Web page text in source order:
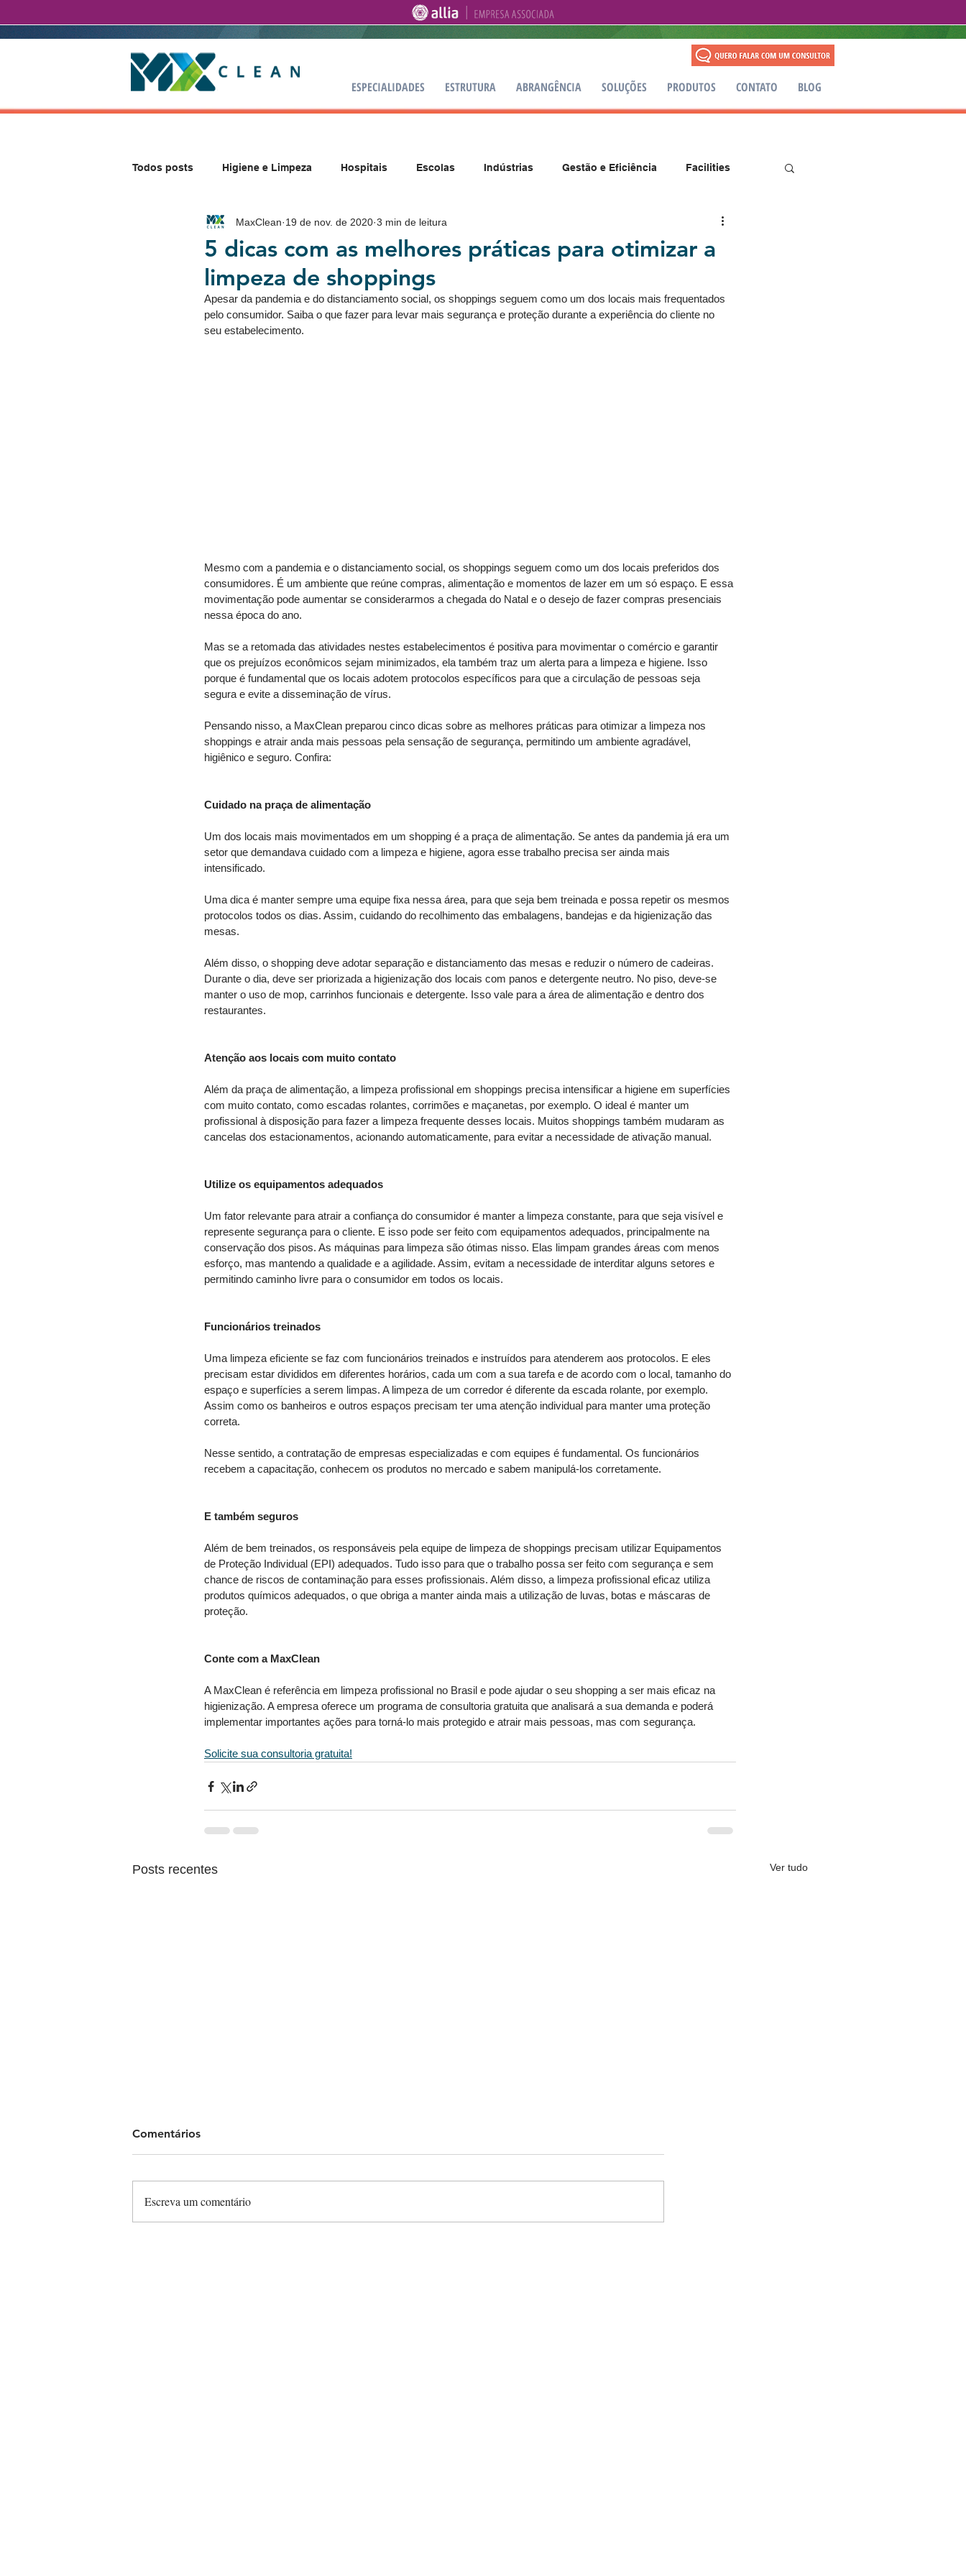
ESPECIALIDADES ESTRUTURA ABRANGÊNCIA SOLUÇÕES PRODUTOS CONTATO BLOG
Todos posts Higiene e Limpeza Hospitais Escolas Indústrias Gestão e Eficiência Facilities
5 dicas com as melhores práticas para otimizar a
limpeza de shoppings
MaxClean 19 de nov. de 2020 3 min de leitura
Apesar da pandemia e do distanciamento social, os shoppings seguem como um dos locais mais frequentados
pelo consumidor. Saiba o que fazer para levar mais segurança e proteção durante a experiência do cliente no
seu estabelecimento.
Mesmo com a pandemia e o distanciamento social, os shoppings seguem como um dos locais preferidos dos
consumidores. É um ambiente que reúne compras, alimentação e momentos de lazer em um só espaço. E essa
movimentação pode aumentar se considerarmos a chegada do Natal e o desejo de fazer compras presenciais
nessa época do ano.
Mas se a retomada das atividades nestes estabelecimentos é positiva para movimentar o comércio e garantir
que os prejuízos econômicos sejam minimizados, ela também traz um alerta para a limpeza e higiene. Isso
porque é fundamental que os locais adotem protocolos específicos para que a circulação de pessoas seja
segura e evite a disseminação de vírus.
Pensando nisso, a MaxClean preparou cinco dicas sobre as melhores práticas para otimizar a limpeza nos
shoppings e atrair anda mais pessoas pela sensação de segurança, permitindo um ambiente agradável,
higiênico e seguro. Confira:
Cuidado na praça de alimentação
Um dos locais mais movimentados em um shopping é a praça de alimentação. Se antes da pandemia já era um
setor que demandava cuidado com a limpeza e higiene, agora esse trabalho precisa ser ainda mais
intensificado.
Uma dica é manter sempre uma equipe fixa nessa área, para que seja bem treinada e possa repetir os mesmos
protocolos todos os dias. Assim, cuidando do recolhimento das embalagens, bandejas e da higienização das
mesas.
Além disso, o shopping deve adotar separação e distanciamento das mesas e reduzir o número de cadeiras.
Durante o dia, deve ser priorizada a higienização dos locais com panos e detergente neutro. No piso, deve-se
manter o uso de mop, carrinhos funcionais e detergente. Isso vale para a área de alimentação e dentro dos
restaurantes.
Atenção aos locais com muito contato
Além da praça de alimentação, a limpeza profissional em shoppings precisa intensificar a higiene em superfícies
com muito contato, como escadas rolantes, corrimões e maçanetas, por exemplo. O ideal é manter um
profissional à disposição para fazer a limpeza frequente desses locais. Muitos shoppings também mudaram as
cancelas dos estacionamentos, acionando automaticamente, para evitar a necessidade de ativação manual.
Utilize os equipamentos adequados
Um fator relevante para atrair a confiança do consumidor é manter a limpeza constante, para que seja visível e
represente segurança para o cliente. E isso pode ser feito com equipamentos adequados, principalmente na
conservação dos pisos. As máquinas para limpeza são ótimas nisso. Elas limpam grandes áreas com menos
esforço, mas mantendo a qualidade e a agilidade. Assim, evitam a necessidade de interditar alguns setores e
permitindo caminho livre para o consumidor em todos os locais.
Funcionários treinados
Uma limpeza eficiente se faz com funcionários treinados e instruídos para atenderem aos protocolos. E eles
precisam estar divididos em diferentes horários, cada um com a sua tarefa e de acordo com o local, tamanho do
espaço e superfícies a serem limpas. A limpeza de um corredor é diferente da escada rolante, por exemplo.
Assim como os banheiros e outros espaços precisam ter uma atenção individual para manter uma proteção
correta.
Nesse sentido, a contratação de empresas especializadas e com equipes é fundamental. Os funcionários
recebem a capacitação, conhecem os produtos no mercado e sabem manipulá-los corretamente.
E também seguros
Além de bem treinados, os responsáveis pela equipe de limpeza de shoppings precisam utilizar Equipamentos
de Proteção Individual (EPI) adequados. Tudo isso para que o trabalho possa ser feito com segurança e sem
chance de riscos de contaminação para esses profissionais. Além disso, a limpeza profissional eficaz utiliza
produtos químicos adequados, o que obriga a manter ainda mais a utilização de luvas, botas e máscaras de
proteção.
Conte com a MaxClean
A MaxClean é referência em limpeza profissional no Brasil e pode ajudar o seu shopping a ser mais eficaz na
higienização. A empresa oferece um programa de consultoria gratuita que analisará a sua demanda e poderá
implementar importantes ações para torná-lo mais protegido e atrair mais pessoas, mas com segurança.
Solicite sua consultoria gratuita!
Posts recentes Ver tudo
Comentários
Escreva um comentário